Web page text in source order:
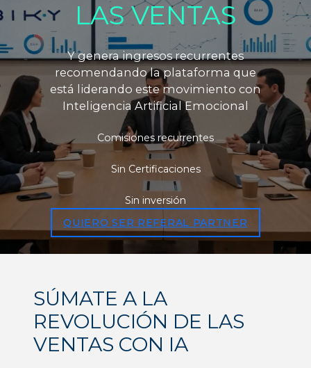
LAS VENTAS
Y genera ingresos recurrentes
recomendando la plataforma que
está liderando este movimiento con
Inteligencia Artificial Emocional
Comisiones recurrentes
Sin Certificaciones
Sin inversión
QUIERO SER REFERAL PARTNER
SÚMATE A LA
REVOLUCIÓN DE LAS
VENTAS CON IA